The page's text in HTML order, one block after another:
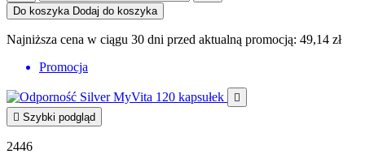
Do koszyka Dodaj do koszyka
Najniższa cena w ciągu 30 dni przed aktualną promocją: 49,14 zł
Promocja

 Szybki podgląd
2446